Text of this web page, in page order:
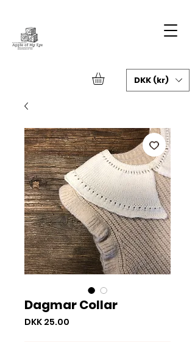
DKK (kr)
Dagmar Collar
DKK 25.00